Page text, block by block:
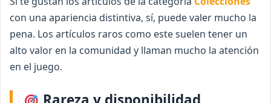
con una apariencia distintiva, sí, puede valer mucho la
pena. Los artículos raros como este suelen tener un
alto valor en la comunidad y llaman mucho la atención
en el juego.